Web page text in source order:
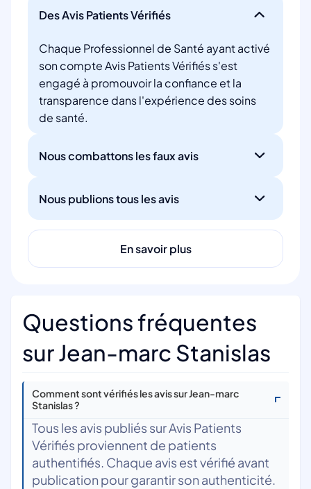
Des Avis Patients Vérifiés
Chaque Professionnel de Santé ayant activé
son compte Avis Patients Vérifiés s'est
engagé à promouvoir la confiance et la
transparence dans l'expérience des soins
de santé.
Nous combattons les faux avis
Nous publions tous les avis
En savoir plus
Questions fréquentes
sur Jean-marc Stanislas
Comment sont vérifiés les avis sur Jean-marc
Stanislas ?
Tous les avis publiés sur Avis Patients
Vérifiés proviennent de patients
authentifiés. Chaque avis est vérifié avant
publication pour garantir son authenticité.